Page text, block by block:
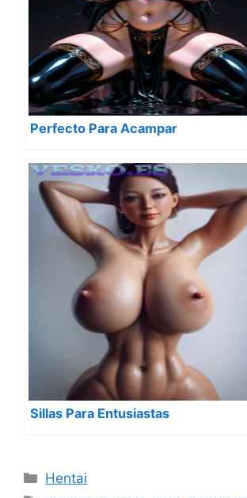
Perfecto Para Acampar
Sillas Para Entusiastas
Categorías
Hentai